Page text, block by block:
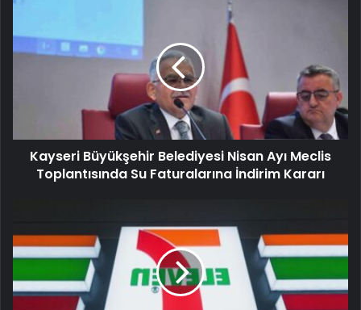
Kayseri Büyükşehir Belediyesi Nisan Ayı Meclis
Toplantısında Su Faturalarına İndirim Kararı